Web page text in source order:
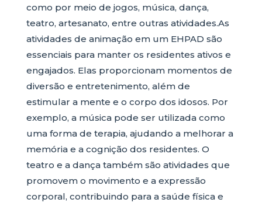
como por meio de jogos, música, dança,
teatro, artesanato, entre outras atividades.As
atividades de animação em um EHPAD são
essenciais para manter os residentes ativos e
engajados. Elas proporcionam momentos de
diversão e entretenimento, além de
estimular a mente e o corpo dos idosos. Por
exemplo, a música pode ser utilizada como
uma forma de terapia, ajudando a melhorar a
memória e a cognição dos residentes. O
teatro e a dança também são atividades que
promovem o movimento e a expressão
corporal, contribuindo para a saúde física e